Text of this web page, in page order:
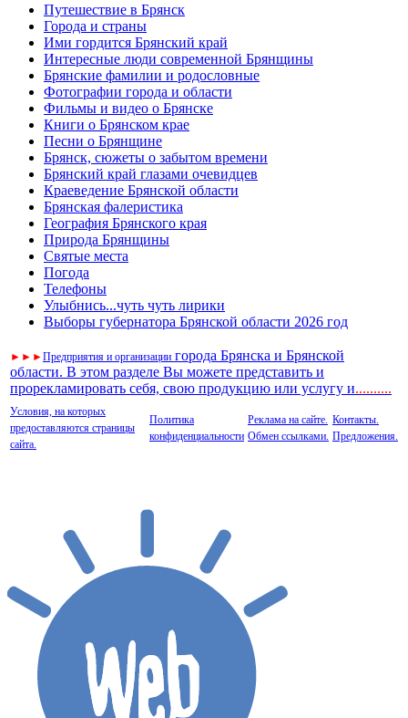
Путешествие в Брянск
Города и страны
Ими гордится Брянский край
Интересные люди современной Брянщины
Брянские фамилии и родословные
Фотографии города и области
Фильмы и видео о Брянске
Книги о Брянском крае
Песни о Брянщине
Брянск, сюжеты о забытом времени
Брянский край глазами очевидцев
Краеведение Брянской области
Брянская фалеристика
География Брянского края
Природа Брянщины
Святые места
Погода
Телефоны
Улыбнись...чуть чуть лирики
Выборы губернатора Брянской области 2026 год
► ► ►Предприятия и организации города Брянска и Брянской
области. В этом разделе Вы можете представить и
прорекламировать себя, свою продукцию или услугу и..........
Условия, на которых
предоставляются страницы
сайта.
Политика
конфиденциальности
Реклама на сайте.
Обмен ссылками.
Контакты.
Предложения.